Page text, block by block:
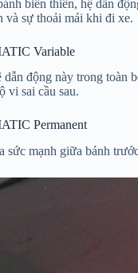
biến thiên, hệ dẫn
và sự thoải mái khi đi xe.
Variable
dẫn động này trong
vi sai cầu sau.
Permanent
sức mạnh giữa bánh